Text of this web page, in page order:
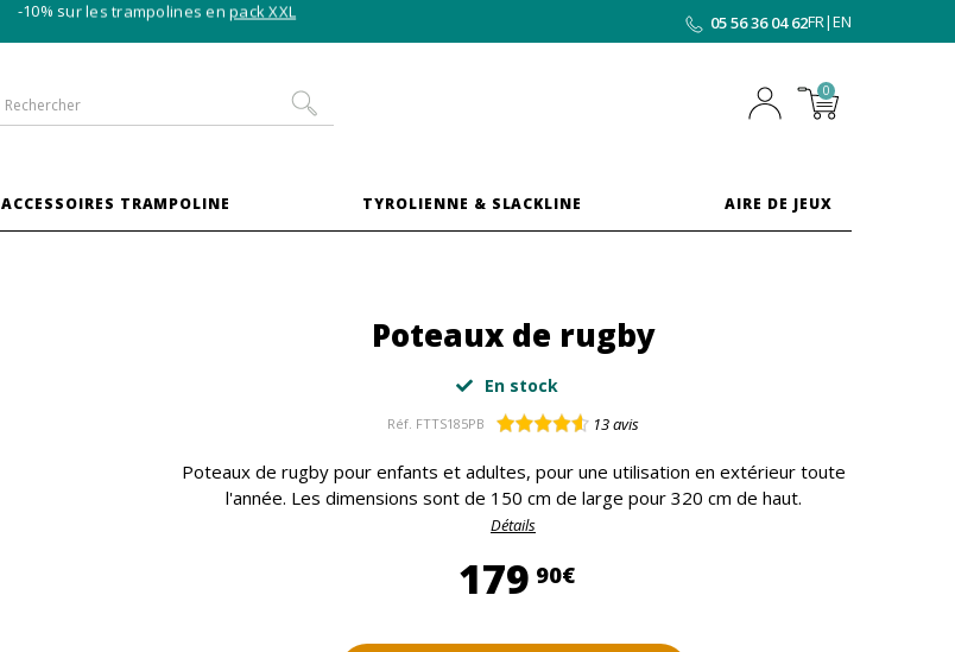
-10% sur les trampolines enpack XXL 05 56 36 04 62FR|EN
0
ACCESSOIRES TRAMPOLINE TYROLIENNE & SLACKLINE AIRE DE JEUX
Poteaux de rugby
En stock
Réf. FTTS185PB 13avis
Poteaux de rugby pour enfants et adultes, pour une utilisation en extérieur toute
l'année. Les dimensions sont de 150 cm de large pour 320 cm de haut.
Détails
179 90€179,90 €